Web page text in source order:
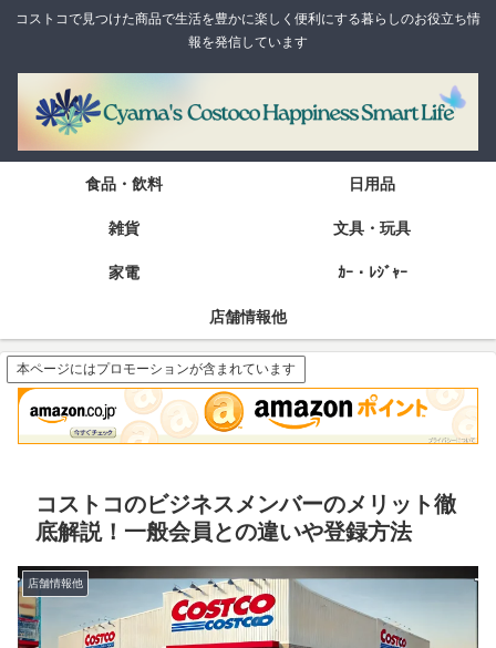
コストコで見つけた商品で生活を豊かに楽しく便利にする暮らしのお役立ち情
報を発信しています
食品・飲料 日用品
雑貨 文具・玩具
家電 ｶｰ・ﾚｼﾞｬｰ
店舗情報他
本ページにはプロモーションが含まれています
コストコのビジネスメンバーのメリット徹
底解説！一般会員との違いや登録方法
店舗情報他